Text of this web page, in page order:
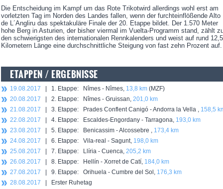
Die Entscheidung im Kampf um das Rote Trikotwird allerdings wohl erst am
vorletzten Tag im Norden des Landes fallen, wenn der furchteinflößende Alto
de L´Angliru das spektakuläre Finale der 20. Etappe bildet. Der 1.570 Meter
hohe Berg in Asturien, der bisher viermal im Vuelta-Programm stand, zählt
den schwierigsten des internationalen Rennkalenders und weist auf rund 12,5
Kilometern Länge eine durchschnittliche Steigung von fast zehn Prozent auf.
ETAPPEN / ERGEBNISSE
19.08.2017 | 1. Etappe: Nîmes - Nîmes, 13,8 km (MZF)
20.08.2017 | 2. Etappe: Nîmes - Gruissan, 201,0 km
21.08.2017 | 3. Etappe: Prades Conflent Canigó - Andorra la Vella , 158,5
22.08.2017 | 4. Etappe: Escaldes-Engordany - Tarragona, 193,0 km
23.08.2017 | 5. Etappe: Benicassim - Alcossebre , 173,4 km
24.08.2017 | 6. Etappe: Vila-real - Sagunt, 198,0 km
25.08.2017 | 7. Etappe: Llíria - Cuenca, 205,2 km
26.08.2017 | 8. Etappe: Hellín - Xorret de Catí, 184,0 km
27.08.2017 | 9. Etappe: Orihuela - Cumbre del Sol, 176,3 km
28.08.2017 | Erster Ruhetag